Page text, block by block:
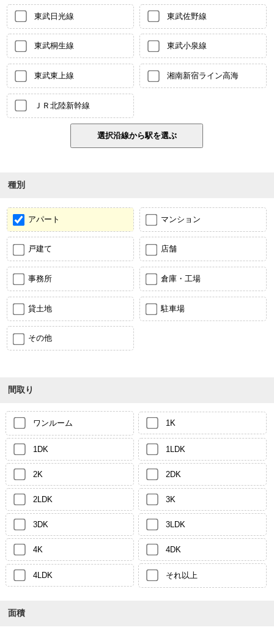
東武日光線 東武佐野線
東武桐生線 東武小泉線
東武東上線 湘南新宿ライン高海
ＪＲ北陸新幹線
種別
アパート マンション
戸建て 店舗
事務所 倉庫・工場
貸土地 駐車場
その他
間取り
ワンルーム 1K
1DK 1LDK
2K 2DK
2LDK 3K
3DK 3LDK
4K 4DK
4LDK それ以上
面積